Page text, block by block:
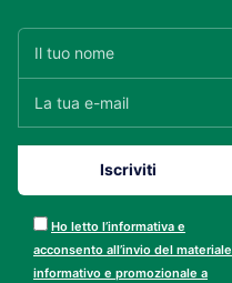
Ho letto l’informativa e
acconsento all’invio del materiale
informativo e promozionale a